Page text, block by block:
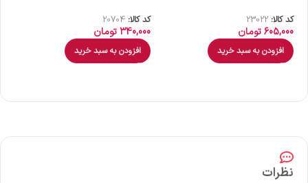
کد کالا: 23022
605,000تومان
افزودن به سبد خرید
کد کالا: 20704
340,000تومان
افزودن به سبد خرید
نظرات